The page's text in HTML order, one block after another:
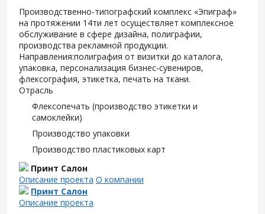
Производственно-типографский комплекс «Эпиграф»
на протяжении 14ти лет осуществляет комплексное
обслуживание в сфере дизайна, полиграфии,
производства рекламной продукции.
Направления:полиграфия от визитки до каталога,
упаковка, персонализация бизнес-сувениров,
флексография, этикетка, печать на ткани.
Отрасль
Флексопечать (производство этикетки и
самоклейки)
Производство упаковки
Производство пластиковых карт
Принт Салон
Описание проекта О компании
Принт Салон
Описание проекта